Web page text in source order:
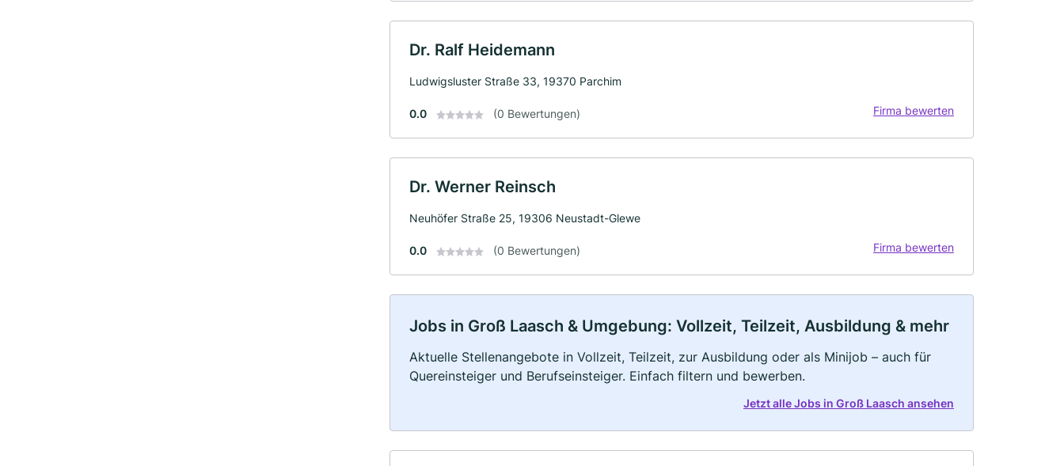
Dr. Ralf Heidemann
Ludwigsluster Straße 33, 19370 Parchim
0.0 (0 Bewertungen) Firma bewerten
Dr. Werner Reinsch
Neuhöfer Straße 25, 19306 Neustadt-Glewe
0.0 (0 Bewertungen) Firma bewerten
Jobs in Groß Laasch & Umgebung: Vollzeit, Teilzeit, Ausbildung & mehr
Aktuelle Stellenangebote in Vollzeit, Teilzeit, zur Ausbildung oder als Minijob – auch für
Quereinsteiger und Berufseinsteiger. Einfach filtern und bewerben.
Jetzt alle Jobs in Groß Laasch ansehen